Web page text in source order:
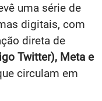
uma série de
digitais, com
direta de
Twitter), Meta e
circulam em